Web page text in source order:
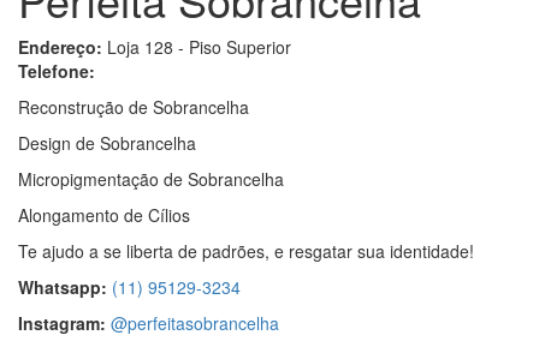
Endereço: Loja 128 - Piso Superior
Telefone:
Reconstrução de Sobrancelha
Design de Sobrancelha
Micropigmentação de Sobrancelha
Alongamento de Cílios
Te ajudo a se liberta de padrões, e resgatar sua identidade!
Whatsapp: (11) 95129-3234
Instagram: @perfeitasobrancelha